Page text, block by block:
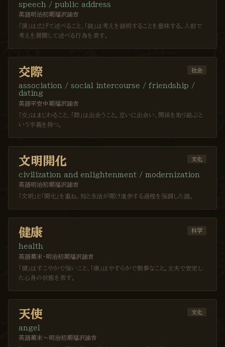
speech / public address
英語明治初期福沢諭吉
「演」は広げて述べること、「説」は考えを説明することを意味する。人前で
考えを展開して述べる行為を表す。
交際 社会
association / social intercourse / friendship /
dating
英語平安中期福沢諭吉
「交」はまじわること、「際」は出会うこと。互いに出会い、関係を取り結ぶと
いう字義を持つ。
文明開化 文化
civilization and enlightenment / modernization
英語明治初期福沢諭吉
「文明」と「開化」を重ね、知と生活が開け進歩する過程を強調した語。
健康 科学
health
英語幕末・明治初期福沢諭吉
「健」はすこやかで強いこと、「康」はやすらかで無事なこと。丈夫で安定し
た心身の状態を表す。
天使 文化
angel
英語幕末〜明治初期福沢諭吉